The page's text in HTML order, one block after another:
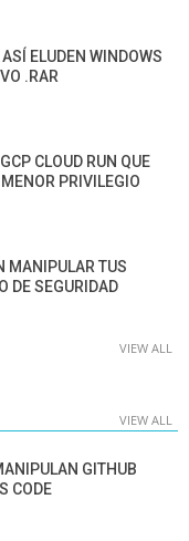
ELUDEN WINDOWS
.RAR
CLOUD RUN QUE
PRIVILEGIO
MANIPULAR TUS
DE SEGURIDAD
VIEW ALL
VIEW ALL
GITHUB
CODE